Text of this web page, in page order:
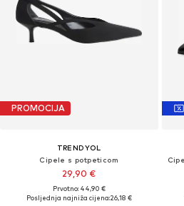
PROMOCIJA
TRENDYOL
Cipele s potpeticom
29,90 €
Prvotno: 44,90 €
Posljednja najniža cijena:26,18 €